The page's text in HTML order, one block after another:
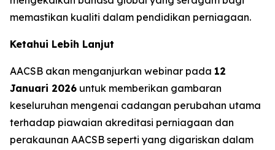
memastikan kualiti dalam pendidikan perniagaan.
Ketahui Lebih Lanjut
AACSB akan menganjurkan webinar pada 12
Januari 2026 untuk memberikan gambaran
keseluruhan mengenai cadangan perubahan utama
terhadap piawaian akreditasi perniagaan dan
perakaunan AACSB seperti yang digariskan dalam